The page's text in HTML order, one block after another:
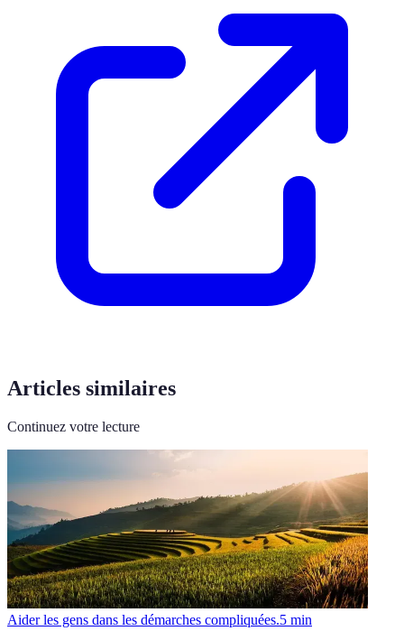
Articles similaires
Continuez votre lecture
Aider les gens dans les démarches compliquées.5 min